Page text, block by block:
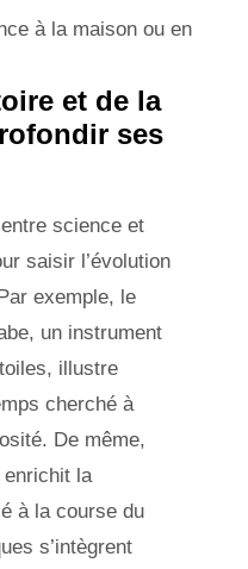
à la maison ou en
et de la
ses
science et
saisir l’évolution
exemple, le
un instrument
illustre
cherché à
De même,
la
à la course du
s’intègrent